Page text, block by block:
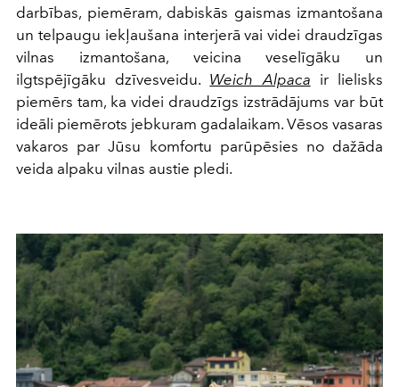
darbības, piemēram, dabiskās gaismas izmantošana
un telpaugu iekļaušana interjerā vai videi draudzīgas
vilnas izmantošana, veicina veselīgāku un
ilgtspējīgāku dzīvesveidu. Weich Alpaca ir lielisks
piemērs tam, ka videi draudzīgs izstrādājums var būt
ideāli piemērots jebkuram gadalaikam. Vēsos vasaras
vakaros par Jūsu komfortu parūpēsies no dažāda
veida alpaku vilnas austie pledi.